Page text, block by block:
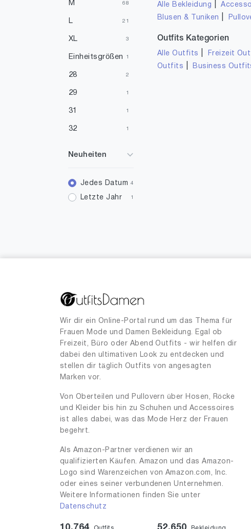
M 68
L 21
XL 3
Einheitsgrößen 1
28 2
29 1
31 1
32 1
42 1
48
Neuheiten
Jedes Datum 4
Letzte Jahr 1
Alle Bekleidung |
Blusen & Tuniken
Outfits Kategorien
Alle Outfits Freizeit
Outfits
Business
Wir dir ein Online-Portal rund um das Thema für
Frauen Mode und Damen Bekleidung. Egal ob
Freizeit, Büro oder Abend Outfits - wir helfen dir
dabei den ultimativen Look zu entdecken und
stellen dir täglich Outfits von angesagten
Marken vor.
Von Oberteilen und Pullovern über Hosen, Röcke
und Kleider bis hin zu Schuhen und Accessoires
ist alles dabei, was das Mode Herz der Frauen
begehrt.
Als Amazon-Partner verdienen wir an
qualifizierten Käufen. Amazon und das Amazon-
Logo sind Warenzeichen von Amazon.com, Inc.
oder eines seiner verbundenen Unternehmen.
Weitere Informationen finden Sie unter
Datenschutz